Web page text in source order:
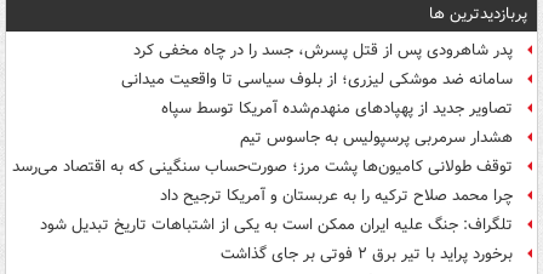
پربازدیدترین ها
پدر شاهرودی پس از قتل پسرش، جسد را در چاه مخفی کرد
سامانه ضد موشکی لیزری؛ از بلوف سیاسی تا واقعیت میدانی
تصاویر جدید از پهپادهای منهدم‌شده آمریکا توسط سپاه
هشدار سرمربی پرسپولیس به جاسوس تیم
توقف طولانی کامیون‌ها پشت مرز؛ صورت‌حساب سنگینی که به اقتصاد می‌رسد
چرا محمد صلاح ترکیه را به عربستان و آمریکا ترجیح داد
تلگراف: جنگ علیه ایران ممکن است به یکی از اشتباهات تاریخ تبدیل شود
برخورد پراید با تیر برق ۲ فوتی بر جای گذاشت